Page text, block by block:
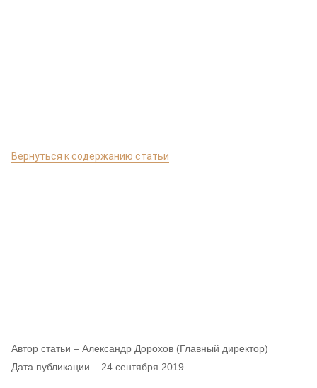
Вернуться к содержанию статьи
Автор статьи – Александр Дорохов (Главный директор)
Дата публикации – 24 сентября 2019